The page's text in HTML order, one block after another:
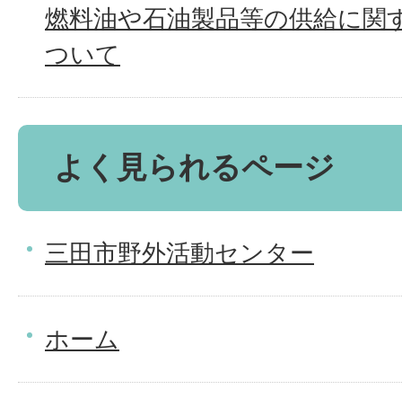
燃料油や石油製品等の供給に関
ついて
よく見られるページ
三田市野外活動センター
ホーム